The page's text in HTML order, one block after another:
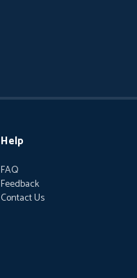
Help
FAQ
Feedback
Contact Us